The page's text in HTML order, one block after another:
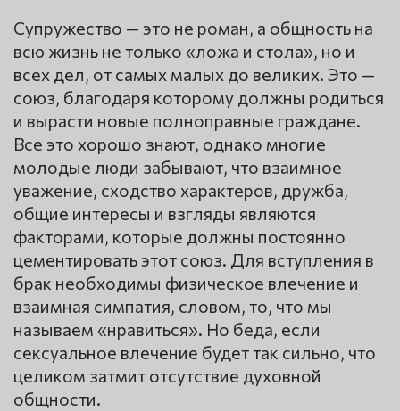
Супружество — это не роман, а общность на
всю жизнь не только «ложа и стола», но и
всех дел, от самых малых до великих. Это —
союз, благодаря которому должны родиться
и вырасти новые полноправные граждане.
Все это хорошо знают, однако многие
молодые люди забывают, что взаимное
уважение, сходство характеров, дружба,
общие интересы и взгляды являются
факторами, которые должны постоянно
цементировать этот союз. Для вступления в
брак необходимы физическое влечение и
взаимная симпатия, словом, то, что мы
называем «нравиться». Но беда, если
сексуальное влечение будет так сильно, что
целиком затмит отсутствие духовной
общности.